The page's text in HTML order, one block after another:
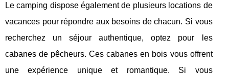
Le camping dispose également de plusieurs locations de
vacances pour répondre aux besoins de chacun. Si vous
recherchez un séjour authentique, optez pour les
cabanes de pêcheurs. Ces cabanes en bois vous offrent
une expérience unique et romantique. Si vous